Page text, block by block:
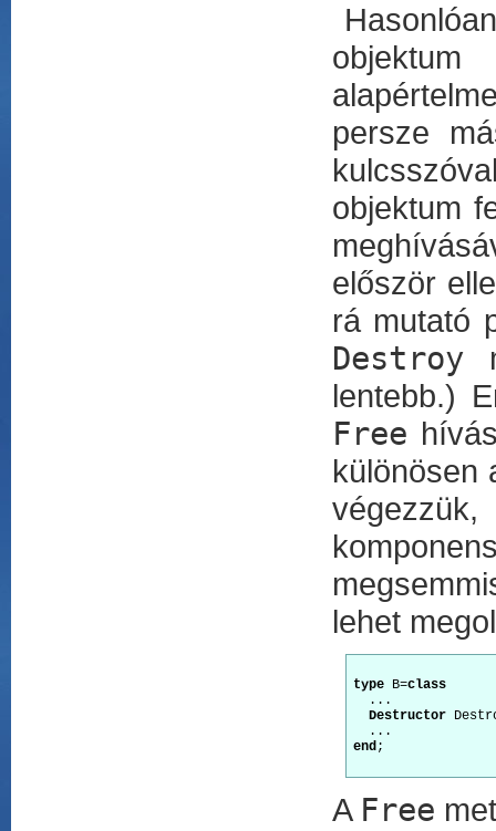
persze
objektum
először
rá mutató
Destroy
lentebb.)
Free
különösen
lehet
type B=class
  ...
Destructor
end;
A Free